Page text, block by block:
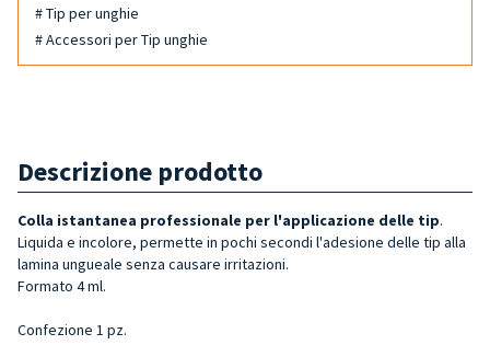
# Tip per unghie
# Accessori per Tip unghie
Descrizione prodotto
Colla istantanea professionale per l'applicazione delle tip.
Liquida e incolore, permette in pochi secondi l'adesione delle tip alla
lamina ungueale senza causare irritazioni.
Formato 4 ml.
Confezione 1 pz.